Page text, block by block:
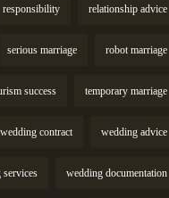
relationship advice
responsibility
robot marriage
serious marriage
temporary marriage
success
wedding advice
wedding contract
wedding documentation
services